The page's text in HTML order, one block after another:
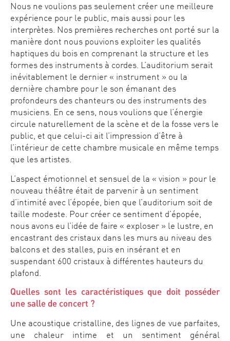
Nous ne voulions pas seulement créer une meilleure
expérience pour le public, mais aussi pour les
interprètes. Nos premières recherches ont porté sur la
manière dont nous pouvions exploiter les qualités
haptiques du bois en comprenant la structure et les
formes des instruments à cordes. L’auditorium serait
inévitablement le dernier « instrument » ou la
dernière chambre pour le son émanant des
profondeurs des chanteurs ou des instruments des
musiciens. En ce sens, nous voulions que l’énergie
circule naturellement de la scène et de la fosse vers le
public, et que celui-ci ait l’impression d’être à
l’intérieur de cette chambre musicale en même temps
que les artistes.
L’aspect émotionnel et sensuel de la « vision » pour le
nouveau théâtre était de parvenir à un sentiment
d’intimité avec l’épopée, bien que l’auditorium soit de
taille modeste. Pour créer ce sentiment d’épopée,
nous avons eu l’idée de faire « exploser » le lustre, en
encastrant des cristaux dans les murs au niveau des
balcons et des stalles, puis en insérant et en
suspendant 600 cristaux à différentes hauteurs du
plafond.
Quelles sont les caractéristiques que doit posséder
une salle de concert ?
Une acoustique cristalline, des lignes de vue parfaites,
une chaleur intime et un sentiment général